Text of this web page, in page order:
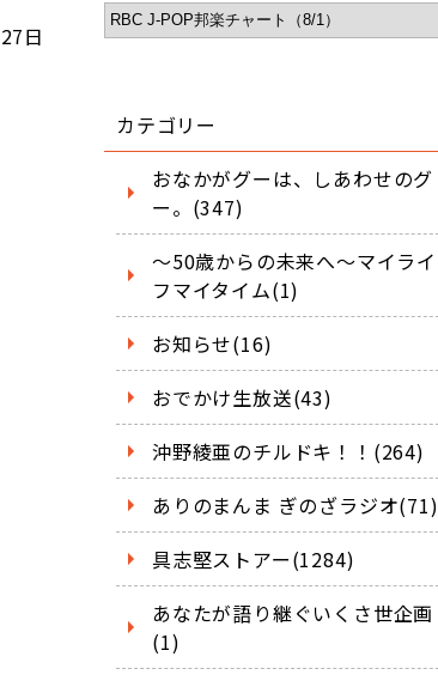
日
カテゴリー
おなかがグーは、しあわせのグ
ー。(347)
～50歳からの未来へ～マイライ
フマイタイム(1)
お知らせ(16)
おでかけ生放送(43)
沖野綾亜のチルドキ！！(264)
ありのまんま ぎのざラジオ(71)
具志堅ストアー(1284)
あなたが語り継ぐいくさ世企画
(1)